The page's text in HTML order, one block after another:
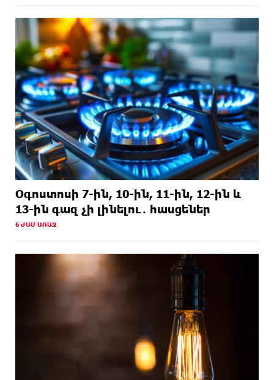
Օգոստոսի 7-ին, 10-ին, 11-ին, 12-ին և
13-ին գազ չի լինելու․ հասցեներ
6 ԺԱՄ ԱՌԱՋ